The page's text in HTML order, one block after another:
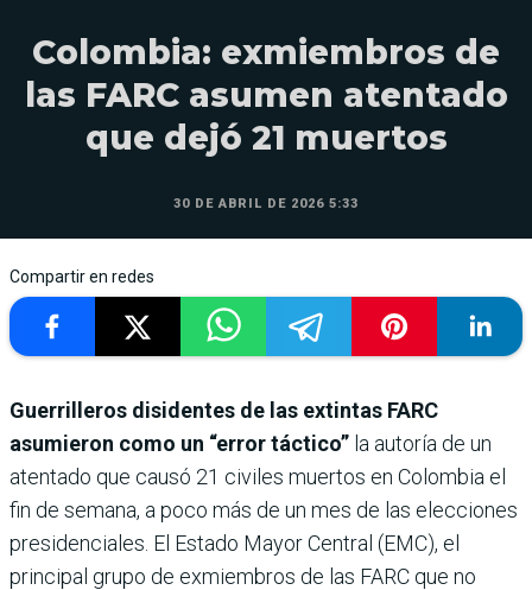
Colombia: exmiembros de
las FARC asumen atentado
que dejó 21 muertos
30 DE ABRIL DE 2026 5:33
Compartir en redes
Guerrilleros disidentes de las extintas FARC
asumieron como un “error táctico” la autoría de un
atentado que causó 21 civiles muertos en Colombia el
fin de semana, a poco más de un mes de las elecciones
presidenciales. El Estado Mayor Central (EMC), el
principal grupo de exmiembros de las FARC que no